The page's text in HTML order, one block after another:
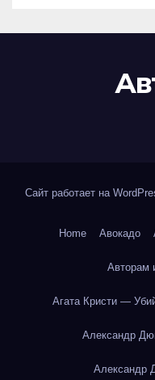
Сайт работает на
Home Авокадо
Авторам
Агата Кристи —
Александр
Александр